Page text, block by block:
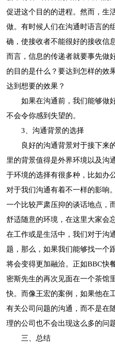
促进这个目的的进程。然而，生
做。有时候人们在沟通时语言的
确，使接收者不能很好的接收信
而言，信息的传递者就要事先做
的目的是什么？要达到怎样的效
达到想要的效果？
如果在沟通前，我们能够做
不会令你感到失望的。
3、沟通背景的选择
良好的沟通背景对于接下来
里的背景值得是外界环境以及沟
于环境的选择有很多种，比如办
对于我们沟通有着不一样的影响
一个比较严肃压抑的谈话地点，
舒适随意的环境，在这里大家会
在工作或是生活中，我们对于沟
题，那么，如果我们能够找一个
将会变得更加融洽。正如BBC快
密斯先生的再次见面在一个茶馆
快。而像王宏的案例，如果他在
有关公司问题的沟通，而不是在
理的公司也不会出现这么多的问题
三、总结